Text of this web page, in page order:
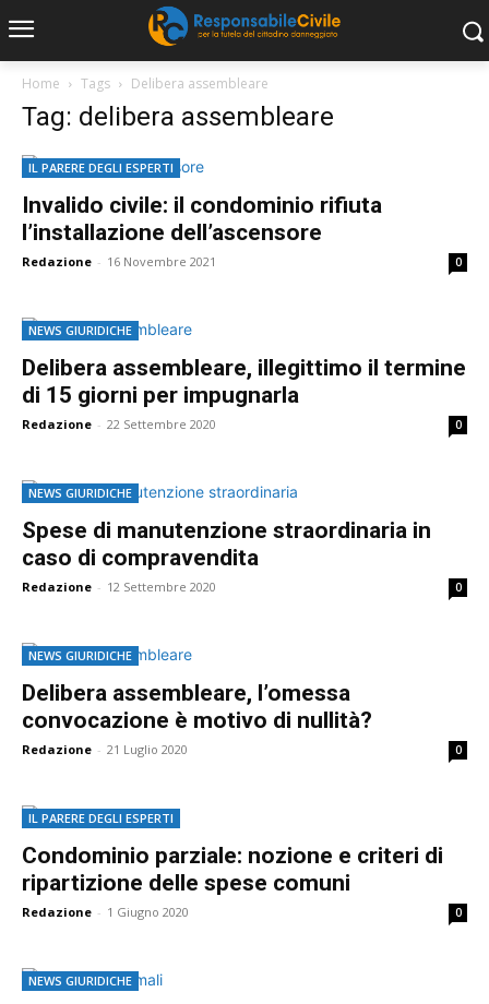
Home Tags Delibera assembleare
Tag: delibera assembleare
IL PARERE DEGLI ESPERTI
Invalido civile: il condominio rifiuta
l’installazione dell’ascensore
Redazione - 16 Novembre 2021 0
NEWS GIURIDICHE
Delibera assembleare, illegittimo il termine
di 15 giorni per impugnarla
Redazione - 22 Settembre 2020 0
NEWS GIURIDICHE
Spese di manutenzione straordinaria in
caso di compravendita
Redazione - 12 Settembre 2020 0
NEWS GIURIDICHE
Delibera assembleare, l’omessa
convocazione è motivo di nullità?
Redazione - 21 Luglio 2020 0
IL PARERE DEGLI ESPERTI
Condominio parziale: nozione e criteri di
ripartizione delle spese comuni
Redazione - 1 Giugno 2020 0
NEWS GIURIDICHE